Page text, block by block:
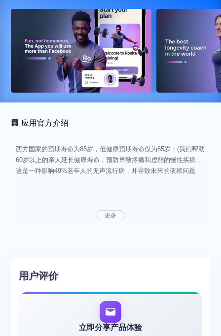
应用官方介绍
西方国家的预期寿命为85岁，但健康预期寿命仅为65岁：(我们帮助
60岁以上的亲人延长健康寿命，预防导致疼痛和虚弱的慢性疾病，
这是一种影响49%老年人的无声流行病，并导致未来的依赖问题
更多
用户评价
立即分享产品体验